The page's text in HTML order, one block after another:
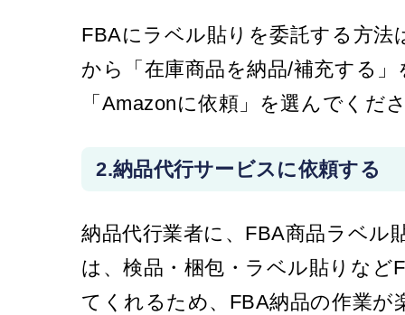
FBAにラベル貼りを委託する方
から「在庫商品を納品/補充する
「Amazonに依頼」を選んでくだ
2.納品代行サービスに依頼する
納品代行業者に、FBA商品ラベル
は、検品・梱包・ラベル貼りなど
てくれるため、FBA納品の作業が